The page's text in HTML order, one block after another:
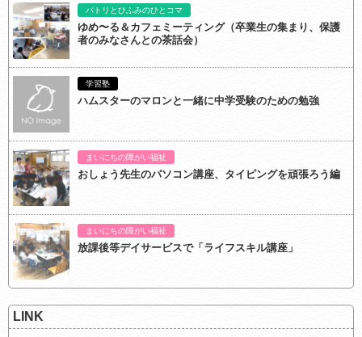
パトリとひふみのひとコマ
ゆめ〜る＆カフェミーティング（卒業生の集まり、保護
者のみなさんとの茶話会）
学習塾
ハムスターのマロンと一緒に中学受験のための勉強
まいにちの障がい福祉
おしょう先生のパソコン講座、タイピングを頑張ろう編
まいにちの障がい福祉
放課後等デイサービスで「ライフスキル講座」
LINK